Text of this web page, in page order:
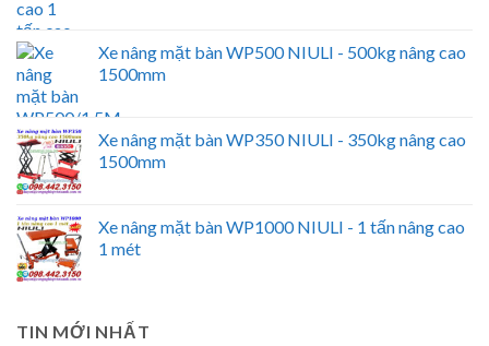
Xe nâng mặt bàn WP500 NIULI - 500kg nâng cao
1500mm
Xe nâng mặt bàn WP350 NIULI - 350kg nâng cao
1500mm
Xe nâng mặt bàn WP1000 NIULI - 1 tấn nâng cao
1 mét
TIN MỚI NHẤT